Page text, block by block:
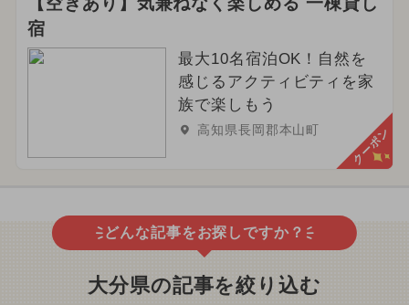
宿
最大10名宿泊OK！自然を
感じるアクティビティを家
族で楽しもう
高知県長岡郡本山町 クーポン
どんな記事をお探しですか？
大分県の記事を絞り込む